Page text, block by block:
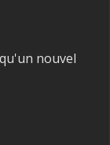
nouvel